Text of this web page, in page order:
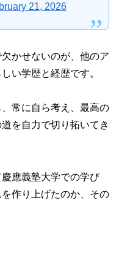
21, 2026
かせないのが、他のア
い学歴と経歴です。
常に自ら考え、最高の
を自力で切り拓いてき
應義塾大学での学び
作り上げたのか、その